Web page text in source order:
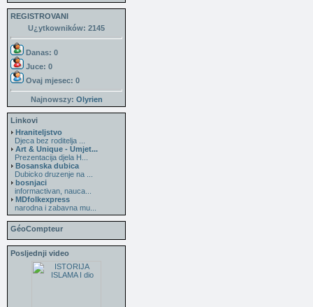
REGISTROVANI
U¿ytkowników: 2145
Danas: 0
Juce: 0
Ovaj mjesec: 0
Najnowszy: Olyrien
Linkovi
Hraniteljstvo
Djeca bez roditelja ...
Art & Unique - Umjet...
Prezentacija djela H...
Bosanska dubica
Dubicko druzenje na ...
bosnjaci
informactivan, nauca...
MDfolkexpress
narodna i zabavna mu...
GéoCompteur
Posljednji video